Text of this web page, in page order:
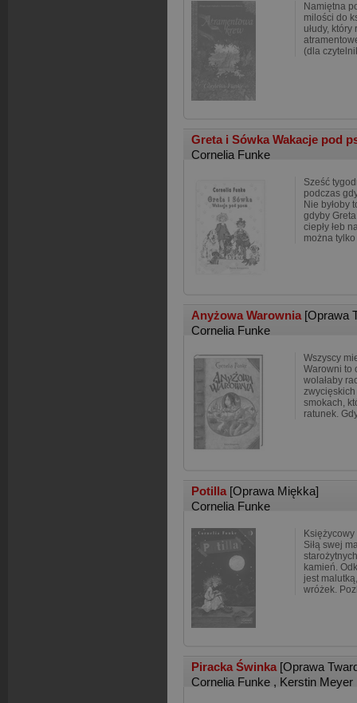
Namiętna
milości do
ułudy,
(dla
Greta i Sówka Wakacje pod
Cornelia Funke
Sześć
podczas
Nie byłoby
gdyby Greta
ciepły łeb
można
Anyżowa Warownia [Oprawa
Cornelia Funke
Wszyscy
Warowni to
wolałaby
smokach,
ratunek.
Potilla [Oprawa Miękka]
Cornelia Funke
Siłą swej
kamień.
jest
wróżek.
Piracka Świnka [Oprawa
Cornelia Funke , Kerstin Meyer